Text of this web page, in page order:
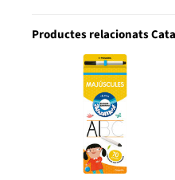
Productes relacionats